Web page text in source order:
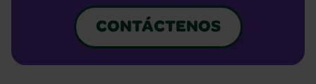
CONTÁCTENOS